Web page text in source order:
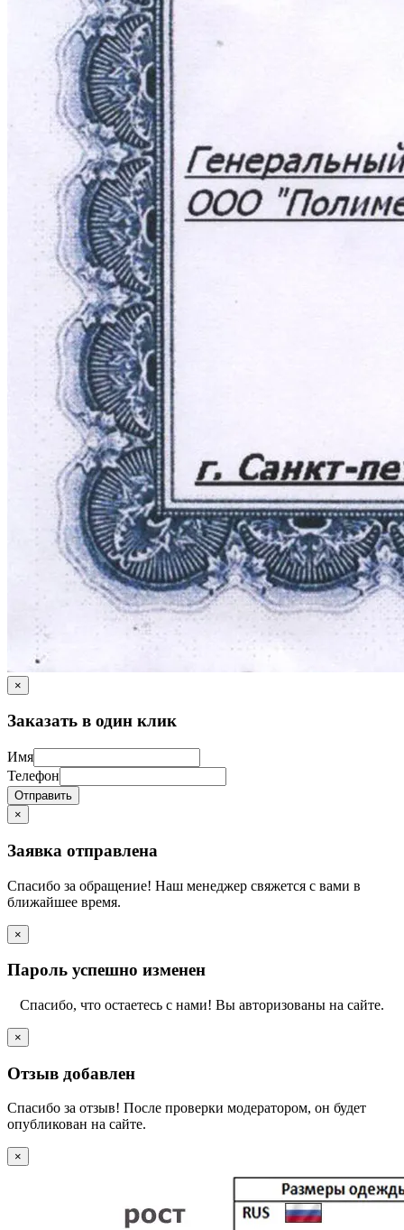
×
Заказать в один клик
Имя
Телефон
Отправить
×
Заявка отправлена
Спасибо за обращение! Наш менеджер свяжется с вами в
ближайшее время.
×
Пароль успешно изменен
Спасибо, что остаетесь с нами! Вы авторизованы на сайте.
×
Отзыв добавлен
Спасибо за отзыв! После проверки модератором, он будет
опубликован на сайте.
×